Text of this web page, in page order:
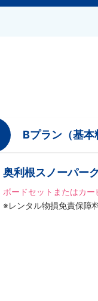
Bプラン（基
奥利根スノーパー
ボードセットまたはカ
※レンタル物損免責保障